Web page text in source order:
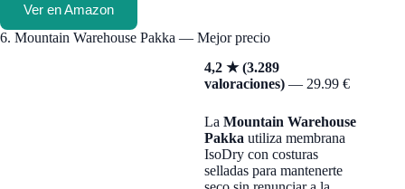
Ver en Amazon
6. Mountain Warehouse Pakka — Mejor precio
4,2 ★ (3.289
valoraciones) — 29.99 €
LaMountain Warehouse
Pakka utiliza membrana
IsoDry con costuras
selladas para mantenerte